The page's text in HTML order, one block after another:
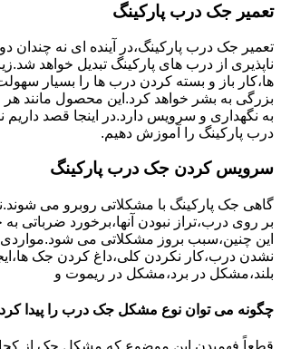
تعمیر جک درب پارکینگ
تعمیر جک درب پارکینگ،در آینده ای نه چندان
ناپذیری از درب های پارکینگ تبدیل خواهد
ها،کار باز و بسته کردن درب ها را بسیار
بزرگی به بشر خواهد کرد.این محصول مانند
به نگهداری و سرویس دارد.در اینجا قصد
درب پارکینگ را آموزش دهیم.
سرویس کردن جک درب پارکینگ
گاهی جک پارکینگ با مشکلاتی روبرو می
بر روی درب،تراز نبودن آنها،برخورد ضرباتی
این چنین،سبب بروز مشکلاتی می شود.مواردی
نشدن درب،کار نکردن کلی،داغ کردن جک
بلند،مشکل در برد،مشکل در ریموت و
چگونه می توان نوع مشکل جک درب را پیدا